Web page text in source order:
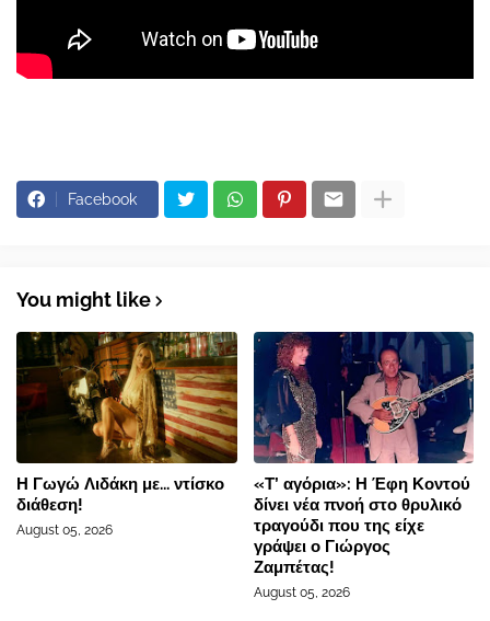
Facebook
You might like
Η Γωγώ Λιδάκη με... ντίσκο
διάθεση!
August 05, 2026
«Τ’ αγόρια»: Η Έφη Κοντού
δίνει νέα πνοή στο θρυλικό
τραγούδι που της είχε
γράψει ο Γιώργος
Ζαμπέτας!
August 05, 2026